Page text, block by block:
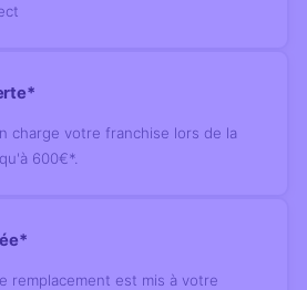
charge votre franchise lors de la
600€*.
remplacement est mis à votre